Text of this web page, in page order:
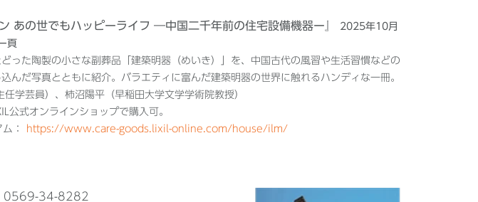
あの世でもハッピーライフ ―中国二千年前の住宅設備機器ー』
2025年10月
頁
った陶製の小さな副葬品「建築明器（めいき）」を、中国古代の風習や生活習慣などの
んだ写真とともに紹介。バラエティに富んだ建築明器の世界に触れるハンディな一冊。
学芸員）、柿沼陽平（早稲田大学文学学術院教授）
公式オンラインショップで購入可。
：
https://www.care-goods.lixil-online.com/house/ilm/
0569-34-8282